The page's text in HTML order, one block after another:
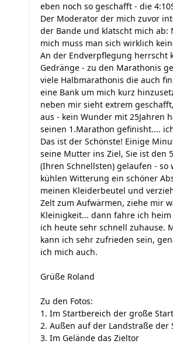
eben noch so geschafft - die
Der Moderator der mich zuvor
der Bande und klatscht mich ab:
mich muss man sich wirklich
An der Endverpflegung herrscht
Gedränge - zu den Marathonis
viele Halbmarathonis die auch
eine Bank um mich kurz
neben mir sieht extrem
aus - kein Wunder mit 25Jahren
seinen 1.Marathon gefinisht....
Das ist der Schönste! Einige
seine Mutter ins Ziel, Sie ist den
(Ihren Schnellsten) gelaufen - so
kühlen Witterung ein schöner
meinen Kleiderbeutel und
Zelt zum Aufwärmen, ziehe mir
Kleinigkeit... dann fahre ich
ich heute sehr schnell zuhause.
kann ich sehr zufrieden sein,
ich mich auch.
Grüße Roland
Zu den Fotos:
1. Im Startbereich der große
2. Außen auf der Landstraße der
3. Im Gelände das Zieltor